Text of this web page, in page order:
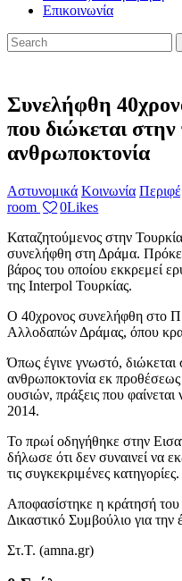
Επικοινωνία
Συνελήφθη
που διώκεται στην
ανθρωποκτονία
Αστυνομικά Κοινωνία
room
0Likes
Καταζητούμενος στην
συνελήφθη στη Δράμα.
βάρος του οποίου εκκρεμεί
της Interpol Τουρκίας.
Ο 40χρονος συνελήφθη στο
Αλλοδαπών Δράμας, όπου
Όπως έγινε γνωστό, διώκεται
ανθρωποκτονία εκ
ουσιών, πράξεις που
2014.
Το πρωί οδηγήθηκε στην
δήλωσε ότι δεν συναινεί να
τις συγκεκριμένες κατηγορίες.
Αποφασίστηκε η κράτησή του
Δικαστικό Συμβούλιο για την
Στ.Τ. (amna.gr)